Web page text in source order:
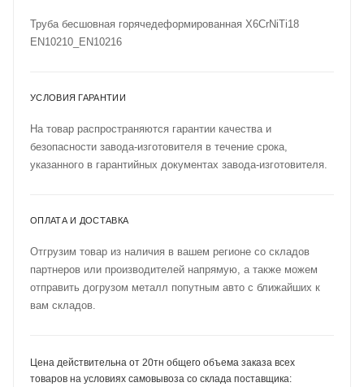
Труба бесшовная горячедеформированная X6CrNiTi18
EN10210_EN10216
УСЛОВИЯ ГАРАНТИИ
На товар распространяются гарантии качества и
безопасности завода-изготовителя в течение срока,
указанного в гарантийных документах завода-изготовителя.
ОПЛАТА И ДОСТАВКА
Отгрузим товар из наличия в вашем регионе со складов
партнеров или производителей напрямую, а также можем
отправить догрузом металл попутным авто с ближайших к
вам складов.
Цена действительна от 20тн общего объема заказа всех
товаров на условиях самовывоза со склада поставщика: